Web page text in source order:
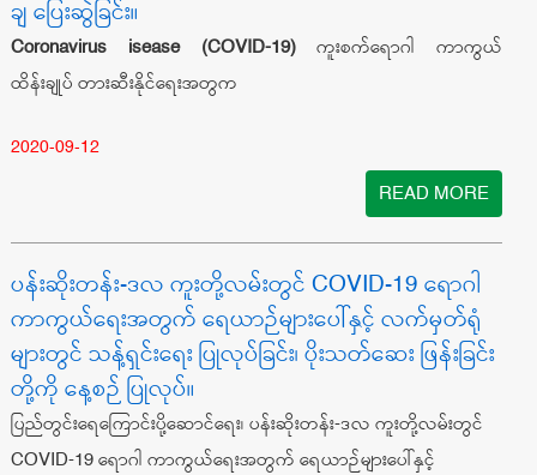
ချ ပြေးဆွဲခြင်း။
Coronavirus isease (COVID-19)ကူးစက်ရောဂါ ကာကွယ်
ထိန်းချုပ် တားဆီးနိုင်ရေးအတွက
2020-09-12
READ MORE
ပန်းဆိုးတန်း-ဒလ ကူးတို့လမ်းတွင် COVID-19 ရောဂါ
ကာကွယ်ရေးအတွက် ရေယာဉ်များပေါ်နှင့် လက်မှတ်ရုံ
များတွင် သန့်ရှင်းရေး ပြုလုပ်ခြင်း၊ ပိုးသတ်ဆေး ဖြန်းခြင်း
တို့ကို နေ့စဉ် ပြုလုပ်။
ပြည်တွင်းရေကြောင်းပို့ဆောင်ရေး၊ ပန်းဆိုးတန်း-ဒလ ကူးတို့လမ်းတွင်
COVID-19 ရောဂါ ကာကွယ်ရေးအတွက် ရေယာဉ်များပေါ်နှင့်